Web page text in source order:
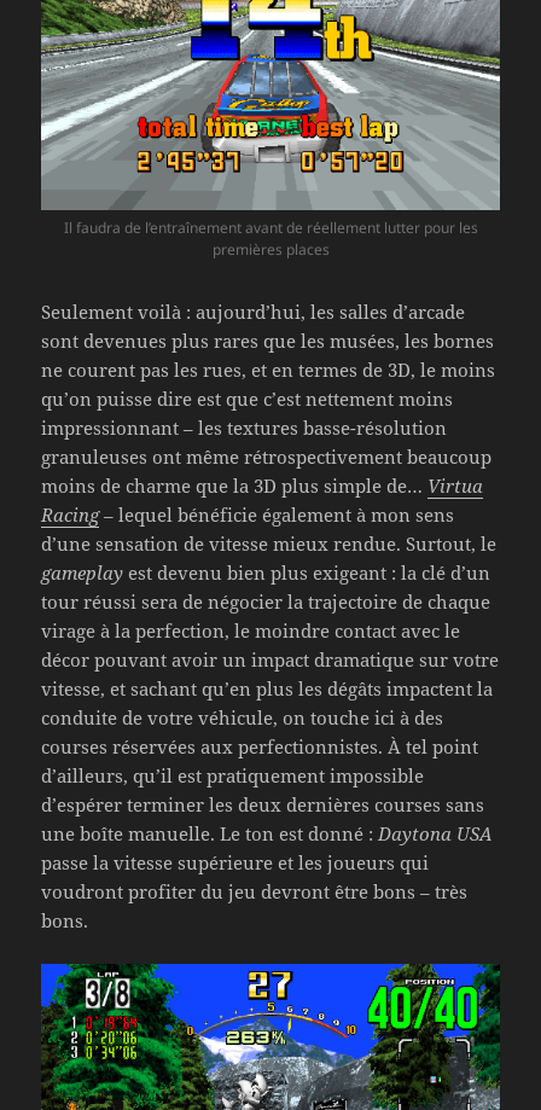
Il faudra de l’entraînement avant de réellement lutter pour les
premières places
Seulement voilà : aujourd’hui, les salles d’arcade
sont devenues plus rares que les musées, les bornes
ne courent pas les rues, et en termes de 3D, le moins
qu’on puisse dire est que c’est nettement moins
impressionnant – les textures basse-résolution
granuleuses ont même rétrospectivement beaucoup
moins de charme que la 3D plus simple de… Virtua
Racing– lequel bénéficie également à mon sens
d’une sensation de vitesse mieux rendue. Surtout, le
gameplay est devenu bien plus exigeant : la clé d’un
tour réussi sera de négocier la trajectoire de chaque
virage à la perfection, le moindre contact avec le
décor pouvant avoir un impact dramatique sur votre
vitesse, et sachant qu’en plus les dégâts impactent la
conduite de votre véhicule, on touche ici à des
courses réservées aux perfectionnistes. À tel point
d’ailleurs, qu’il est pratiquement impossible
d’espérer terminer les deux dernières courses sans
une boîte manuelle. Le ton est donné : Daytona USA
passe la vitesse supérieure et les joueurs qui
voudront profiter du jeu devront être bons – très
bons.